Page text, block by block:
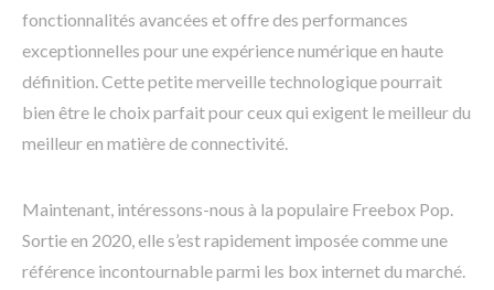
fonctionnalités avancées et offre des performances
exceptionnelles pour une expérience numérique en haute
définition. Cette petite merveille technologique pourrait
bien être le choix parfait pour ceux qui exigent le meilleur du
meilleur en matière de connectivité.
Maintenant, intéressons-nous à la populaire Freebox Pop.
Sortie en 2020, elle s’est rapidement imposée comme une
référence incontournable parmi les box internet du marché.